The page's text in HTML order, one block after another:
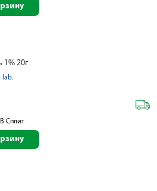
1% 20г
lab.
В Сплит